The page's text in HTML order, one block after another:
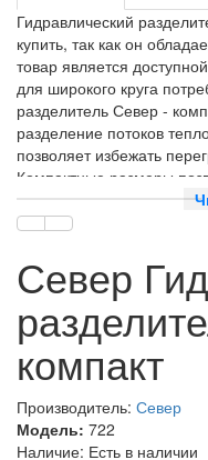
Гидравлический
купить, так как он
товар является
для широкого круга
разделитель Север -
разделение потоков
позволяет избежать
Компактные размеры
небольших помещениях,
для небольших домов и
эффективного
отопления. Этот
равномерное
контурам системы,
температуры в
Гидравлический
высокой пропускной
различными типами
Север
компакт
Производитель: Север
Модель: 722
Наличие: Есть в наличии